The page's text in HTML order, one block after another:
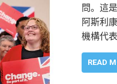
問。這
阿斯利
機構代
READ